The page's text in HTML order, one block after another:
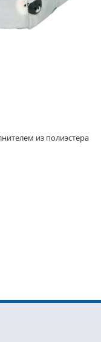
из полиэстера